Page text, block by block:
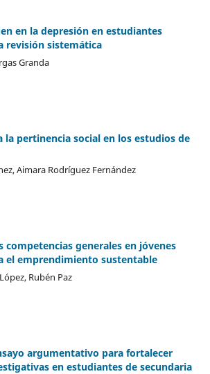
en la depresión en estudiantes
revisión sistemática
Granda
la pertinencia social en los estudios de
Aimara Rodríguez Fernández
competencias generales en jóvenes
el emprendimiento sustentable
Rubén Paz
argumentativo para fortalecer
en estudiantes de secundaria